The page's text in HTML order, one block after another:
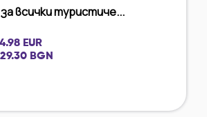
всички туристиче...
EUR
BGN